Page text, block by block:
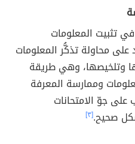
تثبيت المعلومات
محاولة تذكُّر المعلومات
وتلخيصها، وهي طريقة
وممارسة المعرفة
على جوّ الامتحانات
صحيح.[٣]